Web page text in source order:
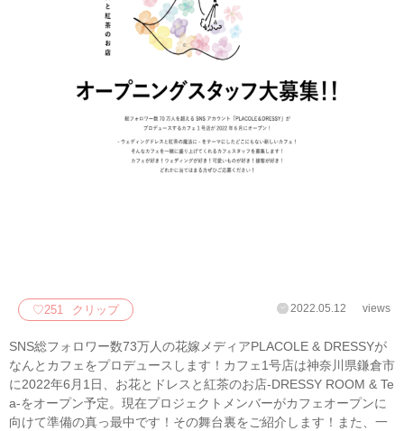
♡251 クリップ 2022.05.12 views
SNS総フォロワー数73万人の花嫁メディアPLACOLE & DRESSYが
なんとカフェをプロデュースします！カフェ1号店は神奈川県鎌倉市
に2022年6月1日、お花とドレスと紅茶のお店-DRESSY ROOM & Te
a-をオープン予定。現在プロジェクトメンバーがカフェオープンに
向けて準備の真っ最中です！その舞台裏をご紹介します！また、一